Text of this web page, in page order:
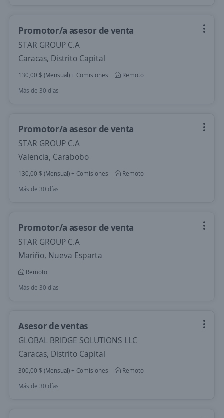
Promotor/a asesor de venta
STAR GROUP C.A
Caracas, Distrito Capital
130,00 $ (Mensual) + Comisiones
Remoto
Más de 30 días
Promotor/a asesor de venta
STAR GROUP C.A
Valencia, Carabobo
130,00 $ (Mensual) + Comisiones
Remoto
Más de 30 días
Promotor/a asesor de venta
STAR GROUP C.A
Mariño, Nueva Esparta
Remoto
Más de 30 días
Asesor de ventas
GLOBAL BRIDGE SOLUTIONS LLC
Caracas, Distrito Capital
300,00 $ (Mensual) + Comisiones
Remoto
Más de 30 días